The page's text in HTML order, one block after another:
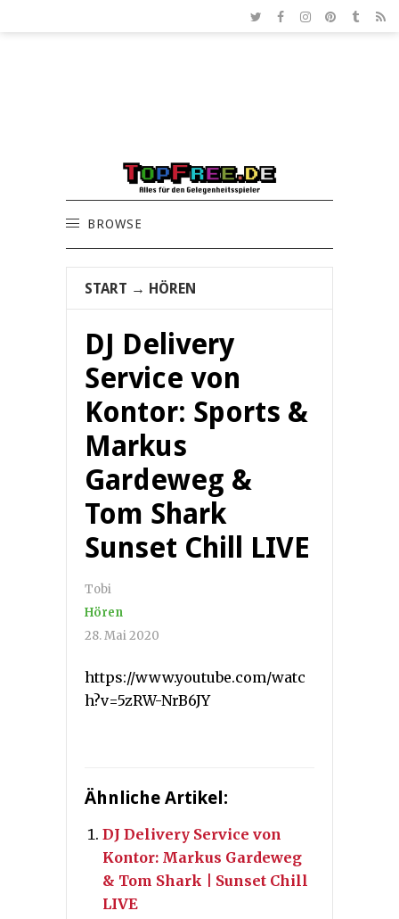
BROWSE
START → HÖREN
DJ Delivery
Service von
Kontor: Sports &
Markus
Gardeweg &
Tom Shark
Sunset Chill LIVE
Tobi
Hören
28. Mai 2020
https://www.youtube.com/watc
h?v=5zRW-NrB6JY
Ähnliche Artikel:
DJ Delivery Service von
Kontor: Markus Gardeweg
& Tom Shark | Sunset Chill
LIVE